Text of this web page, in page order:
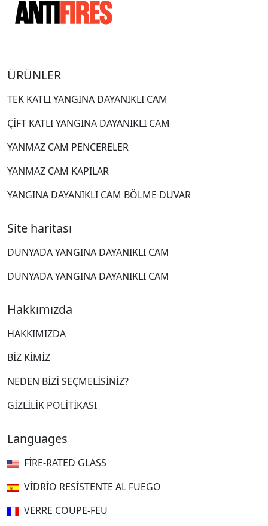
ÜRÜNLER
TEK KATLI YANGINA DAYANIKLI CAM
ÇİFT KATLI YANGINA DAYANIKLI CAM
YANMAZ CAM PENCERELER
YANMAZ CAM KAPILAR
YANGINA DAYANIKLI CAM BÖLME DUVAR
Site haritası
DÜNYADA YANGINA DAYANIKLI CAM
DÜNYADA YANGINA DAYANIKLI CAM
Hakkımızda
HAKKIMIZDA
BIZ KIMIZ
NEDEN BIZI SEÇMELISINIZ?
GIZLILIK POLITIKASI
Languages
FIRE-RATED GLASS
VIDRIO RESISTENTE AL FUEGO
VERRE COUPE-FEU